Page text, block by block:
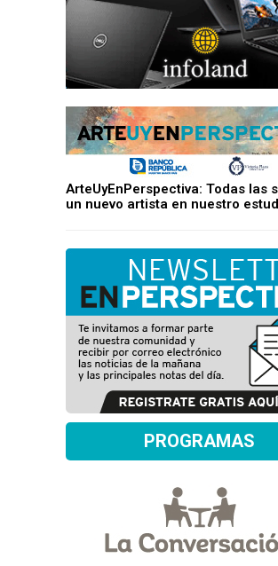
ArteUyEnPerspectiva: Todas las
un nuevo artista en nuestro
PROGRAMAS